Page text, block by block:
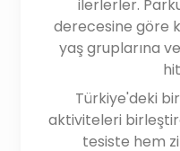
ilerlerler.
derecesine göre
yaş gruplarına
Türkiye'deki
aktiviteleri
tesiste hem